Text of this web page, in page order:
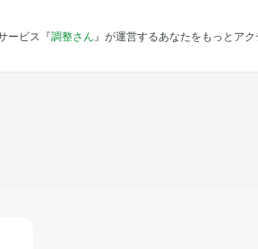
ービス『調整さん 』が運営するあなたをもっとア